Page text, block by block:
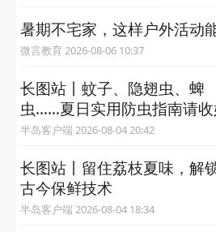
暑期不宅家，这样户外活动
微言教育 2026-08-06 10:37
长图站丨蚊子、隐翅虫、蜱
虫……夏日实用防虫指南请
半岛客户端 2026-08-04 20:42
长图站丨留住荔枝夏味，解
古今保鲜技术
半岛客户端 2026-08-04 18:34